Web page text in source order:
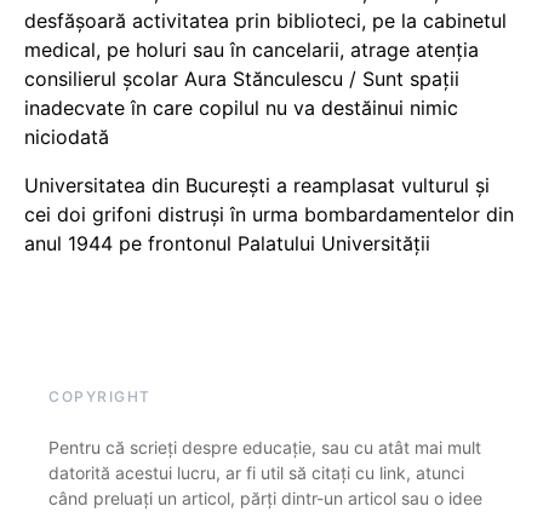
desfășoară activitatea prin biblioteci, pe la cabinetul
medical, pe holuri sau în cancelarii, atrage atenția
consilierul școlar Aura Stănculescu / Sunt spații
inadecvate în care copilul nu va destăinui nimic
niciodată
Universitatea din București a reamplasat vulturul și
cei doi grifoni distruși în urma bombardamentelor din
anul 1944 pe frontonul Palatului Universității
COPYRIGHT
Pentru că scrieți despre educație, sau cu atât mai mult
datorită acestui lucru, ar fi util să citați cu link, atunci
când preluați un articol, părți dintr-un articol sau o idee